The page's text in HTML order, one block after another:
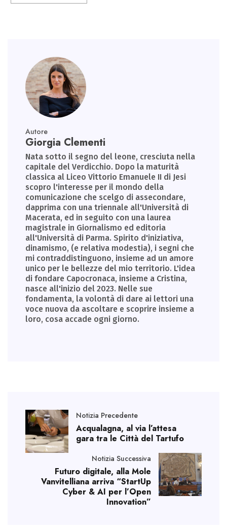
Autore
Giorgia Clementi
Nata sotto il segno del leone, cresciuta nella
capitale del Verdicchio. Dopo la maturità
classica al Liceo Vittorio Emanuele II di Jesi
scopro l'interesse per il mondo della
comunicazione che scelgo di assecondare,
dapprima con una triennale all'Università di
Macerata, ed in seguito con una laurea
magistrale in Giornalismo ed editoria
all'Università di Parma. Spirito d'iniziativa,
dinamismo, (e relativa modestia), i segni che
mi contraddistinguono, insieme ad un amore
unico per le bellezze del mio territorio. L'idea
di fondare Capocronaca, insieme a Cristina,
nasce all'inizio del 2023. Nelle sue
fondamenta, la volontà di dare ai lettori una
voce nuova da ascoltare e scoprire insieme a
loro, cosa accade ogni giorno.
Notizia Precedente
Acqualagna, al via l’attesa
gara tra le Città del Tartufo
Notizia Successiva
Futuro digitale, alla Mole
Vanvitelliana arriva “StartUp
Cyber & AI per l’Open
Innovation”